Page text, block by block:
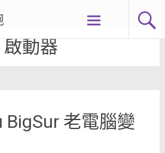
啟動器
BigSur 老電腦變